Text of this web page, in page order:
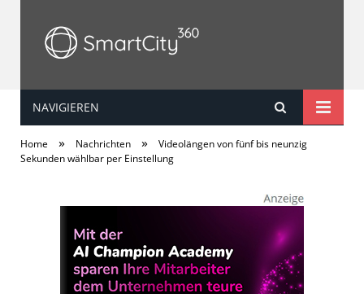
SmartCity360
NAVIGIEREN
Home » Nachrichten »
Videolängen von fünf bis neunzig
Sekunden wählbar per Einstellung